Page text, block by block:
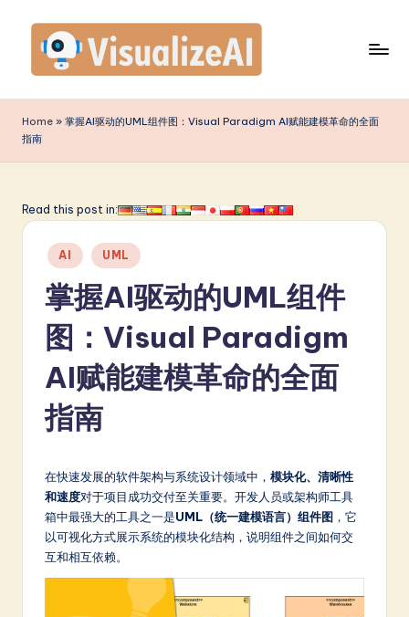
content
is
u
li
A
m
fi
d
Home » 掌握AI驱动的UML组件图：Visual Paradigm AI赋能建模革命的全面
指南
Read this post in:
Posted
in
AI UML
掌握AI驱动的UML组件
图：Visual Paradigm
AI赋能建模革命的全面
指南
在快速发展的软件架构与系统设计领域中， 模块化、清晰性
和速度对于项目成功交付至关重要。开发人员或架构师工具
箱中最强大的工具之一是UML（统一建模语言）组件图 ，它
以可视化方式展示系统的模块化结构，说明组件之间如何交
互和相互依赖。